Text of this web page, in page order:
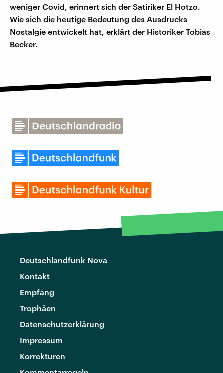
weniger Covid, erinnert sich der Satiriker El Hotzo.
Wie sich die heutige Bedeutung des Ausdrucks
Nostalgie entwickelt hat, erklärt der Historiker Tobias
Becker.
Deutschlandfunk Nova
Kontakt
Empfang
Trophäen
Datenschutzerklärung
Impressum
Korrekturen